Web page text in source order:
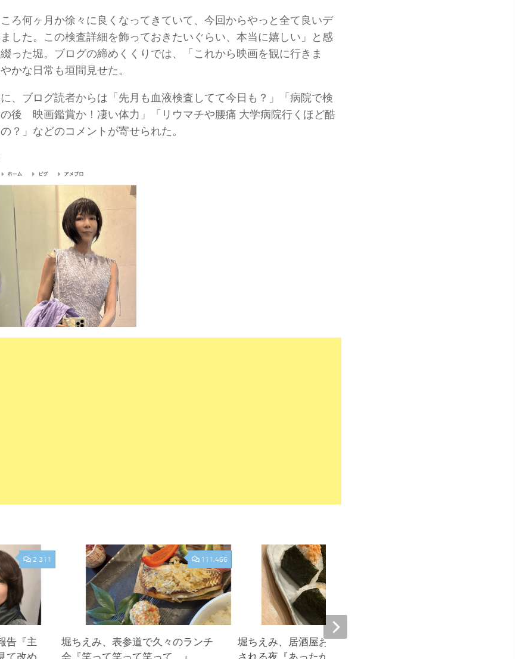
ころ何ヶ月か徐々に良くなってきていて、今回からやっと全て良いデ
した。この検査詳細を飾っておきたいぐらい、本当に嬉しい」と感
った堀。ブログの締めくくりでは、「これから映画を観に行きま
かな日常も垣間見せた。
、ブログ読者からは「先月も血液検査してて今日も？」「病院で検
後 映画鑑賞か！凄い体力」「リウマチや腰痛 大学病院行くほど酷
？」などのコメントが寄せられた。
111,466
堀ちえみ、表参道で久々のランチ
堀ちえみ、居酒屋おにぎりに癒や
2,311
告『主